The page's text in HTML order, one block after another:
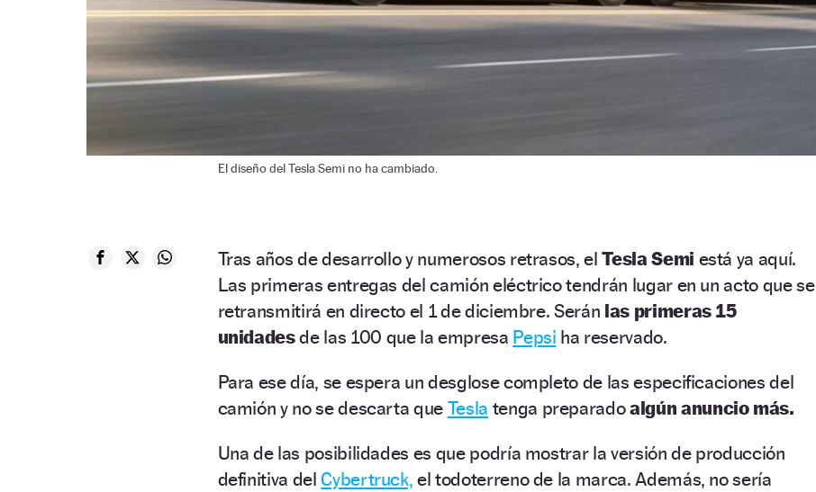
El diseño del Tesla Semi no ha cambiado.
Tras años de desarrollo y numerosos retrasos, el Tesla Semi está ya aquí.
Las primeras entregas del camión eléctrico tendrán lugar en un acto que se
retransmitirá en directo el 1 de diciembre. Serán las primeras 15
unidadesde las 100 que la empresa Pepsi ha reservado.
Para ese día, se espera un desglose completo de las especificaciones del
camión y no se descarta que Tesla tenga preparadoalgún anuncio más.
Una de las posibilidades es que podría mostrar la versión de producción
definitiva delCybertruck, el todoterreno de la marca. Además, no sería